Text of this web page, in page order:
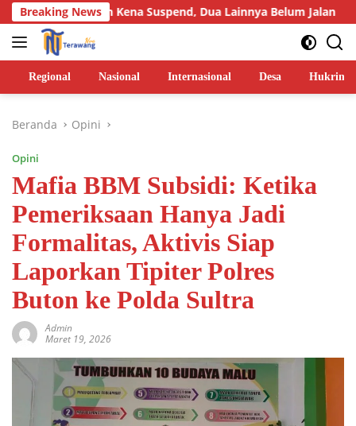
Langsung
ke
konten
Breaking News
Kena Suspend, Dua Lainnya Belum Jalan Joki BBM
Regional Nasional Internasional Desa Hukrim
Beranda Opini
Opini
Mafia BBM Subsidi: Ketika
Pemeriksaan Hanya Jadi
Formalitas, Aktivis Siap
Laporkan Tipiter Polres
Buton ke Polda Sultra
Admin
Maret 19, 2026